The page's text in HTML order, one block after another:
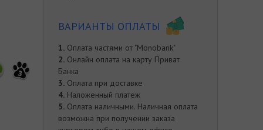
3
ВАРИАНТЫ ОПЛАТЫ
1. Оплата частями от "Monobank"
2. Онлайн оплата на карту Приват
Банка
3. Оплата при доставке
4. Наложенный платеж
5. Оплата наличными. Наличная оплата
возможна при получении заказа